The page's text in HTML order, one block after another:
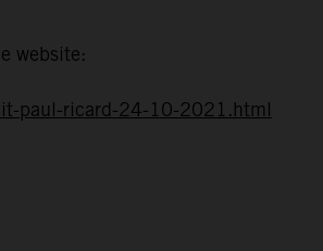
website:
paul-ricard-24-10-2021.html